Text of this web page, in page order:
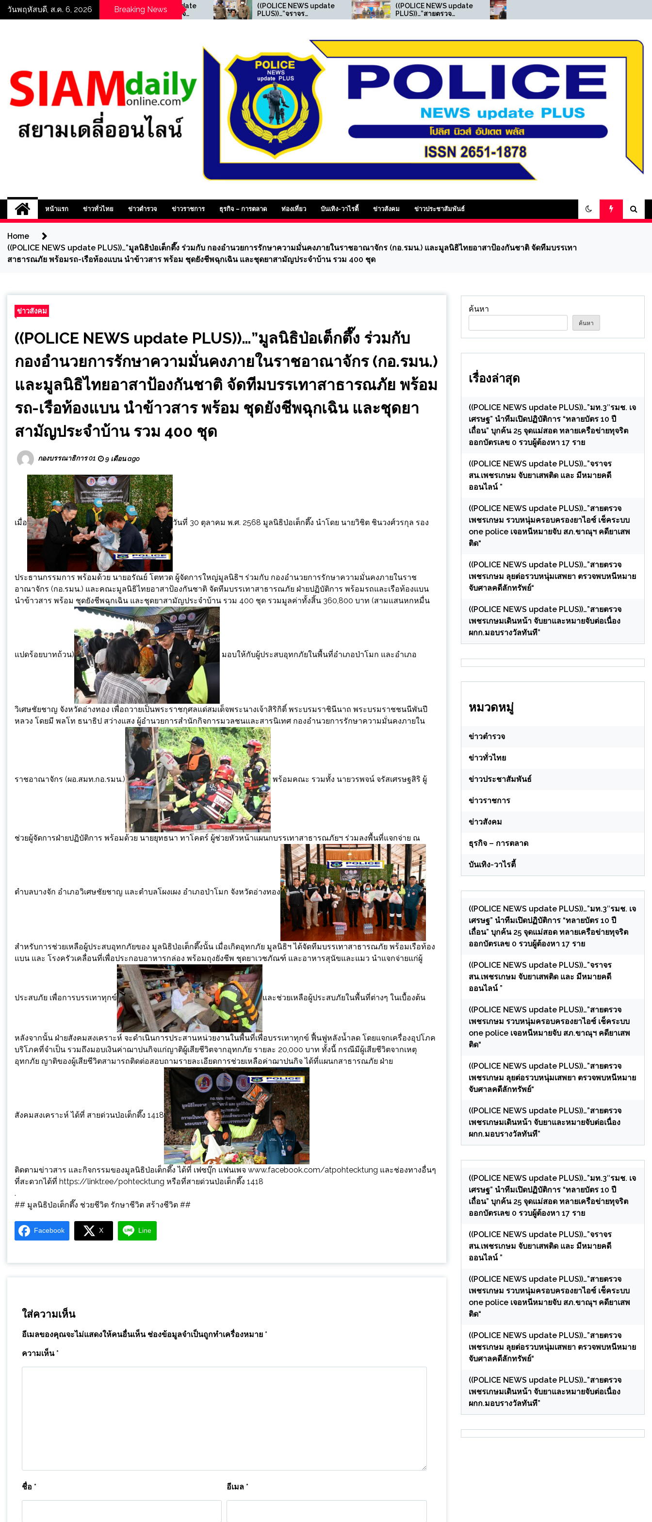
Skipวันพฤหัสบดี, ส.ค. 6, 2026 Breaking News
((POLICE NEWS update
PLUS))…”มท.3″รมช. เจ
เศรษฐ” นำทีมเปิดปฏิบัติ
((POLICE NEWS update
PLUS))…”จราจร
สน.เพชรเกษม จับยาเสพติด
((POLICE NEWS update
PLUS))…”สายตรวจ
เพชรเกษม รวบหนุ่มครอบ
((POLICE NEWS update
PLUS))…”สายตรวจ
เพชรเกษม ลุยต่อรวบหนุ่ม
เพชรเกษ
สยามเดลี่ออนไลน์ , SiamDailyOnline , policenewsupdateplus
หน้าแรก ข่าวทั่วไทย ข่าวตำรวจ ข่าวราชการ ธุรกิจ – การตลาด ท่องเที่ยว บันเทิง-วาไรตี้ ข่าวสังคม ข่าวประชาสัมพันธ์
Home
((POLICE NEWS update PLUS))…”มูลนิธิป่อเต็กตึ๊ง ร่วมกับ กองอำนวยการรักษาความมั่นคงภายในราชอาณาจักร (กอ.รมน.) และมูลนิธิไทยอาสาป้องกันชาติ จัดทีมบรรเทา
สาธารณภัย พร้อมรถ-เรือท้องแบน นำข้าวสาร พร้อม ชุดยังชีพฉุกเฉิน และชุดยาสามัญประจำบ้าน รวม 400 ชุด
ข่าวสังคม
((POLICE NEWS update PLUS))…”มูลนิธิป่อเต็กตึ๊ง ร่วมกับ
กองอำนวยการรักษาความมั่นคงภายในราชอาณาจักร (กอ.รมน.)
และมูลนิธิไทยอาสาป้องกันชาติ จัดทีมบรรเทาสาธารณภัย พร้อม
รถ-เรือท้องแบน นำข้าวสาร พร้อม ชุดยังชีพฉุกเฉิน และชุดยา
สามัญประจำบ้าน รวม 400 ชุด
กองบรรณาธิการ 01 9 เดือน ago
เมื่อ วันที่ 30 ตุลาคม พ.ศ. 2568 มูลนิธิป่อเต็กตึ๊ง นำโดย นายวิชิต ชินวงศ์วรกุล รอง
ประธานกรรมการ พร้อมด้วย นายอรัณย์ โตทวด ผู้จัดการใหญ่มูลนิธิฯ ร่วมกับ กองอำนวยการรักษาความมั่นคงภายในราช
อาณาจักร (กอ.รมน.) และคณะมูลนิธิไทยอาสาป้องกันชาติ จัดทีมบรรเทาสาธารณภัย ฝ่ายปฏิบัติการ พร้อมรถและเรือท้องแบน
นำข้าวสาร พร้อม ชุดยังชีพฉุกเฉิน และชุดยาสามัญประจำบ้าน รวม 400 ชุด รวมมูลค่าทั้งสิ้น 360,800 บาท (สามแสนหกหมื่น
แปดร้อยบาทถ้วน) มอบให้กับผู้ประสบอุทกภัยในพื้นที่อำเภอป่าโมก และอำเภอ
วิเศษชัยชาญ จังหวัดอ่างทอง เพื่อถวายเป็นพระราชกุศลแด่สมเด็จพระนางเจ้าสิริกิติ์ พระบรมราชินีนาถ พระบรมราชชนนีพันปี
หลวง โดยมี พลโท ธนาธิป สว่างแสง ผู้อำนวยการสำนักกิจการมวลชนและสารนิเทศ กองอำนวยการรักษาความมั่นคงภายใน
ราชอาณาจักร (ผอ.สมท.กอ.รมน.) พร้อมคณะ รวมทั้ง นายวรพจน์ จรัสเศรษฐสิริ ผู้
ช่วยผู้จัดการฝ่ายปฏิบัติการ พร้อมด้วย นายยุทธนา ทาโคตร์ ผู้ช่วยหัวหน้าแผนกบรรเทาสาธารณภัยฯ ร่วมลงพื้นที่แจกจ่าย ณ
ตำบลบางจัก อำเภอวิเศษชัยชาญ และตำบลโผงเผง อำเภอป่าโมก จังหวัดอ่างทอง
สำหรับการช่วยเหลือผู้ประสบอุทกภัยของ มูลนิธิป่อเต็กตึ๊งนั้น เมื่อเกิดอุทกภัย มูลนิธิฯ ได้จัดทีมบรรเทาสาธารณภัย พร้อมเรือท้อง
แบน และ โรงครัวเคลื่อนที่เพื่อประกอบอาหารกล่อง พร้อมถุงยังชีพ ชุดยาเวชภัณฑ์ และอาหารสุนัขและแมว นำแจกจ่ายแก่ผู้
ประสบภัย เพื่อการบรรเทาทุกข์ และช่วยเหลือผู้ประสบภัยในพื้นที่ต่างๆ ในเบื้องต้น
หลังจากนั้น ฝ่ายสังคมสงเคราะห์ จะดำเนินการประสานหน่วยงานในพื้นที่เพื่อบรรเทาทุกข์ ฟื้นฟูหลังน้ำลด โดยแจกเครื่องอุปโภค
บริโภคที่จำเป็น รวมถึงมอบเงินค่าฌาปนกิจแก่ญาติผู้เสียชีวิตจากอุทกภัย รายละ 20,000 บาท ทั้งนี้ กรณีมีผู้เสียชีวิตจากเหตุ
อุทกภัย ญาติของผู้เสียชีวิตสามารถติดต่อสอบถามรายละเอียดการช่วยเหลือค่าฌาปนกิจ ได้ที่แผนกสาธารณภัย ฝ่าย
สังคมสงเคราะห์ ได้ที่ สายด่วนป่อเต็กตึ๊ง 1418
ติดตามข่าวสาร และกิจกรรมของมูลนิธิป่อเต็กตึ๊ง ได้ที่ เฟซบุ๊ก แฟนเพจ www.facebook.com/atpohtecktung และช่องทางอื่นๆ
ที่สะดวกได้ที่ https://linktr.ee/pohtecktung หรือที่สายด่วนป่อเต็กตึ๊ง 1418
.
## มูลนิธิป่อเต็กตึ๊ง ช่วยชีวิต รักษาชีวิต สร้างชีวิต ##
Facebook X Line
ใส่ความเห็น
อีเมลของคุณจะไม่แสดงให้คนอื่นเห็น ช่องข้อมูลจำเป็นถูกทำเครื่องหมาย *
ความเห็น*
ชื่อ * อีเมล*
ค้นหา
ค้นหา
เรื่องล่าสุด
((POLICE NEWS update PLUS))…”มท.3″รมช. เจ
เศรษฐ” นำทีมเปิดปฏิบัติการ “ทลายบัตร 10 ปี
เถื่อน” บุกค้น 25 จุดแม่สอด ทลายเครือข่ายทุจริต
ออกบัตรเลข 0 รวบผู้ต้องหา 17 ราย
((POLICE NEWS update PLUS))…”จราจร
สน.เพชรเกษม จับยาเสพติด และ มีหมายคดี
ออนไลน์ ”
((POLICE NEWS update PLUS))…”สายตรวจ
เพชรเกษม รวบหนุ่มครอบครองยาไอซ์ เช็คระบบ
one police เจอหนีหมายจับ สภ.ขาณุฯ คดียาเสพ
ติด“
((POLICE NEWS update PLUS))…”สายตรวจ
เพชรเกษม ลุยต่อรวบหนุ่มเสพยา ตรวจพบหนีหมาย
จับศาลคดีลักทรัพย์“
((POLICE NEWS update PLUS))…”สายตรวจ
เพชรเกษมเดินหน้า จับยาและหมายจับต่อเนื่อง
ผกก.มอบรางวัลทันที”
หมวดหมู่
ข่าวตำรวจ
ข่าวทั่วไทย
ข่าวประชาสัมพันธ์
ข่าวราชการ
ข่าวสังคม
ธุรกิจ – การตลาด
บันเทิง-วาไรตี้
((POLICE NEWS update PLUS))…”มท.3″รมช. เจ
เศรษฐ” นำทีมเปิดปฏิบัติการ “ทลายบัตร 10 ปี
เถื่อน” บุกค้น 25 จุดแม่สอด ทลายเครือข่ายทุจริต
ออกบัตรเลข 0 รวบผู้ต้องหา 17 ราย
((POLICE NEWS update PLUS))…”จราจร
สน.เพชรเกษม จับยาเสพติด และ มีหมายคดี
ออนไลน์ ”
((POLICE NEWS update PLUS))…”สายตรวจ
เพชรเกษม รวบหนุ่มครอบครองยาไอซ์ เช็คระบบ
one police เจอหนีหมายจับ สภ.ขาณุฯ คดียาเสพ
ติด“
((POLICE NEWS update PLUS))…”สายตรวจ
เพชรเกษม ลุยต่อรวบหนุ่มเสพยา ตรวจพบหนีหมาย
จับศาลคดีลักทรัพย์“
((POLICE NEWS update PLUS))…”สายตรวจ
เพชรเกษมเดินหน้า จับยาและหมายจับต่อเนื่อง
ผกก.มอบรางวัลทันที”
((POLICE NEWS update PLUS))…”มท.3″รมช. เจ
เศรษฐ” นำทีมเปิดปฏิบัติการ “ทลายบัตร 10 ปี
เถื่อน” บุกค้น 25 จุดแม่สอด ทลายเครือข่ายทุจริต
ออกบัตรเลข 0 รวบผู้ต้องหา 17 ราย
((POLICE NEWS update PLUS))…”จราจร
สน.เพชรเกษม จับยาเสพติด และ มีหมายคดี
ออนไลน์ ”
((POLICE NEWS update PLUS))…”สายตรวจ
เพชรเกษม รวบหนุ่มครอบครองยาไอซ์ เช็คระบบ
one police เจอหนีหมายจับ สภ.ขาณุฯ คดียาเสพ
ติด“
((POLICE NEWS update PLUS))…”สายตรวจ
เพชรเกษม ลุยต่อรวบหนุ่มเสพยา ตรวจพบหนีหมาย
จับศาลคดีลักทรัพย์“
((POLICE NEWS update PLUS))…”สายตรวจ
เพชรเกษมเดินหน้า จับยาและหมายจับต่อเนื่อง
ผกก.มอบรางวัลทันที”